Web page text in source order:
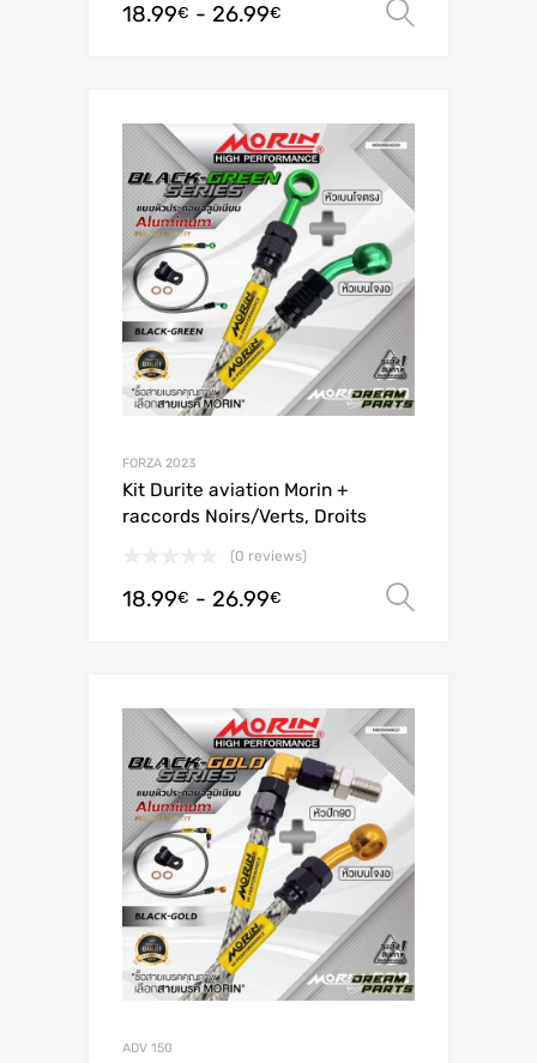
18.99€ - 26.99€
FORZA 2023
Kit Durite aviation Morin +
raccords Noirs/Verts, Droits
(0 reviews)
18.99€ - 26.99€
ADV 150